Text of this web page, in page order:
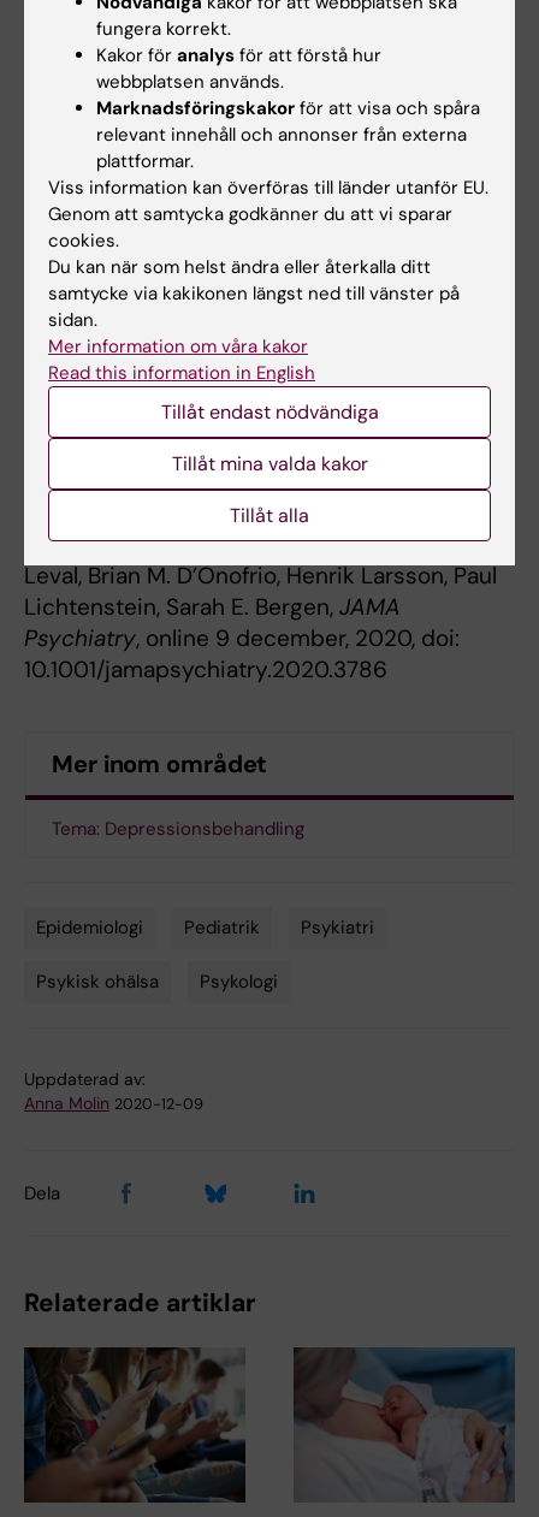
epidemiologi och biostatistik vid Karolinska
Institutet och studiens förstaförfattare.
Forskningen har finansierats inom ramen för
EU:s Horizon 2020 forskningsprogram. Vissa
av författarna har rapporterat
intressekonflikter: Marica Leone är anställd av
Johnson & Johnson, Henrik Larsson har fått
personlig ersättning från Shire/Takeda och
Evolan i sammanhang utanför denna studie
och Amy Leval är anställd av och äger aktier i
Johnson & Johnson.
Publikation
Association of youth depression with
subsequent somatic diseases and premature
death,” Marica Leone, Ralf Kuja-Halkola, Amy
Leval, Brian M. D’Onofrio, Henrik Larsson, Paul
Lichtenstein, Sarah E. Bergen, JAMA
Psychiatry, online 9 december, 2020, doi:
10.1001/jamapsychiatry.2020.3786
Mer inom området
Tema: Depressionsbehandling
Epidemiologi Pediatrik Psykiatri
Psykisk ohälsa Psykologi
Uppdaterad av:
Anna Molin 2020-12-09
Dela
Relaterade artiklar
fungera korrekt.
Kakor för analys för att förstå hur
webbplatsen används.
Marknadsföringskakor för att visa och spåra
relevant innehåll och annonser från externa
plattformar.
Viss information kan överföras till länder utanför EU.
Genom att samtycka godkänner du att vi sparar
cookies.
Du kan när som helst ändra eller återkalla ditt
samtycke via kakikonen längst ned till vänster på
sidan.
Mer information om våra kakor
Read this information in English
Tillåt endast nödvändiga
Tillåt mina valda kakor
Tillåt alla